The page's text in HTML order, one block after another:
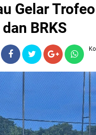
Gelar Trofeo
BRKS